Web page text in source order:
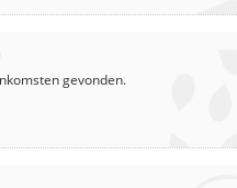
gevonden.